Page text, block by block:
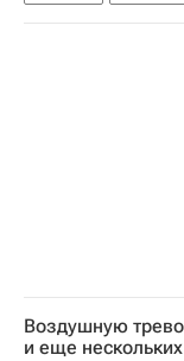
Евгений Пригожин
Воздушную
и еще